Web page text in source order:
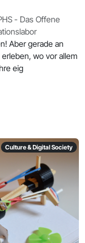
- Das Offene
Aber gerade an
wo vor allem
eig
Culture & Digital Society